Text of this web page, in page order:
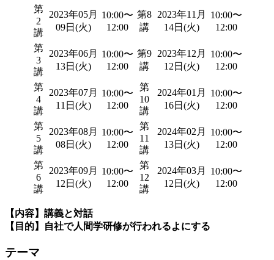
第
2
講
2023年05月
09日(火)
10:00〜
12:00
第8
講
2023年11月
14日(火)
10:00〜
12:00
第
3
講
2023年06月
13日(火)
10:00〜
12:00
第9
講
2023年12月
12日(火)
10:00〜
12:00
第
4
講
2023年07月
11日(火)
10:00〜
12:00
第
10
講
2024年01月
16日(火)
10:00〜
12:00
第
5
講
2023年08月
08日(火)
10:00〜
12:00
第
11
講
2024年02月
13日(火)
10:00〜
12:00
第
6
講
2023年09月
12日(火)
10:00〜
12:00
第
12
講
2024年03月
12日(火)
10:00〜
12:00
【内容】講義と対話
【目的】自社で人間学研修が行われるよにする
テーマ